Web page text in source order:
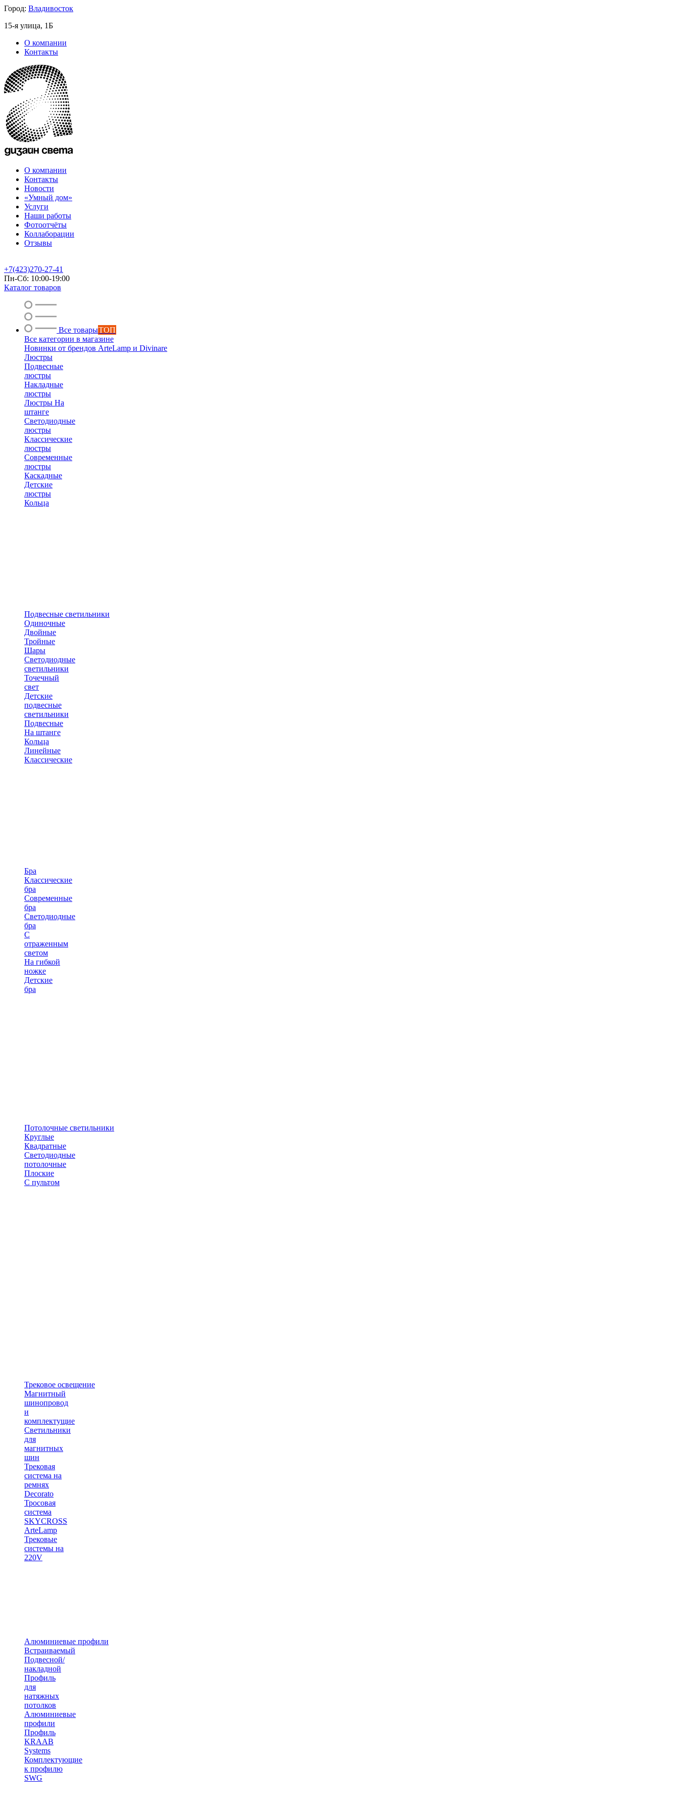
Город: Владивосток
15-я улица, 1Б
О компании
Контакты
О компании
Контакты
Новости
«Умный дом»
Услуги
Наши работы
Фотоотчёты
Коллаборации
Отзывы
+7(423)270-27-41
Пн-Сб: 10:00-19:00
Каталог товаров
Все товарыТОП
Все категории в магазине
Новинки от брендов ArteLamp и Divinare
Люстры
Подвесные
люстры
Накладные
люстры
Люстры На
штанге
Светодиодные
люстры
Классические
люстры
Современные
люстры
Каскадные
Детские
люстры
Кольца
Подвесные светильники
Одиночные
Двойные
Тройные
Шары
Светодиодные
светильники
Точечный
свет
Детские
подвесные
светильники
Подвесные
На штанге
Кольца
Линейные
Классические
Бра
Классические
бра
Современные
бра
Светодиодные
бра
С
отраженным
светом
На гибкой
ножке
Детские
бра
Потолочные светильники
Круглые
Квадратные
Светодиодные
потолочные
Плоские
С пультом
Трековое освещение
Магнитный
шинопровод
и
комплектущие
Светильники
для
магнитных
шин
Трековая
система на
ремнях
Decorato
Тросовая
система
SKYCROSS
ArteLamp
Трековые
системы на
220V
Алюминиевые профили
Встраиваемый
Подвесной/
накладной
Профиль
для
натяжных
потолков
Алюминиевые
профили
Профиль
KRAAB
Systems
Комплектующие
к профилю
SWG